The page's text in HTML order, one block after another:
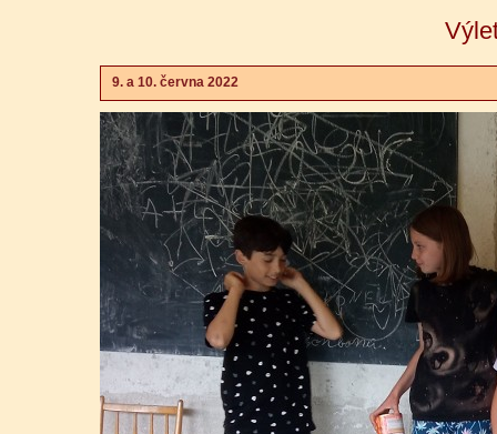
9. a 10. června 2022